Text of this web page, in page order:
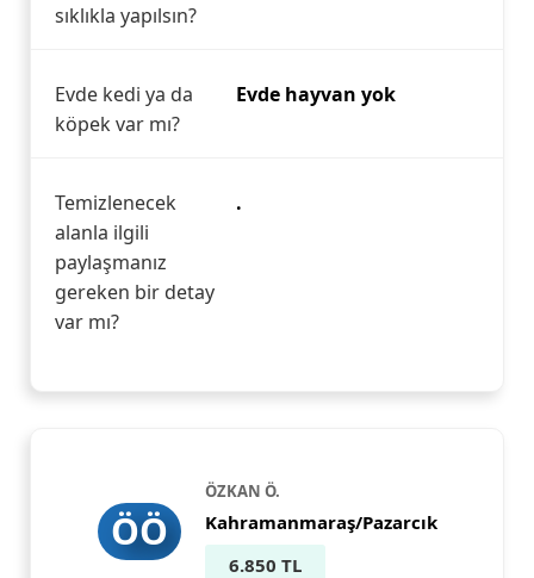
sıklıkla yapılsın?
Evde kedi ya da
köpek var mı?
Evde hayvan yok
Temizlenecek
alanla ilgili
paylaşmanız
gereken bir detay
var mı?
.
ÖÖ
ÖZKAN Ö.
Kahramanmaraş/Pazarcık
6.850 TL